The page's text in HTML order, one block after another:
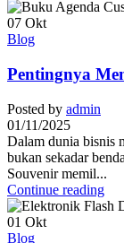
07 Okt
Blog
Pentingnya
Posted by admin
01/11/2025
Dalam dunia bisnis
bukan sekadar
Souvenir memil...
Continue reading
01 Okt
Blog